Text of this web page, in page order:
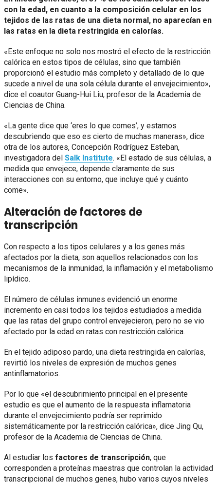
con la edad, en cuanto a la composición celular en los
tejidos de las ratas de una dieta normal, no aparecían en
las ratas en la dieta restringida en calorías.
«Este enfoque no solo nos mostró el efecto de la restricción
calórica en estos tipos de células, sino que también
proporcionó el estudio más completo y detallado de lo que
sucede a nivel de una sola célula durante el envejecimiento»,
dice el coautor Guang-Hui Liu, profesor de la Academia de
Ciencias de China.
«La gente dice que ‘eres lo que comes’, y estamos
descubriendo que eso es cierto de muchas maneras», dice
otra de los autores, Concepción Rodríguez Esteban,
investigadora del Salk Institute. «El estado de sus células, a
medida que envejece, depende claramente de sus
interacciones con su entorno, que incluye qué y cuánto
come».
Alteración de factores de
transcripción
Con respecto a los tipos celulares y a los genes más
afectados por la dieta, son aquellos relacionados con los
mecanismos de la inmunidad, la inflamación y el metabolismo
lipídico.
El número de células inmunes evidenció un enorme
incremento en casi todos los tejidos estudiados a medida
que las ratas del grupo control envejecieron, pero no se vio
afectado por la edad en ratas con restricción calórica.
En el tejido adiposo pardo, una dieta restringida en calorías,
revirtió los niveles de expresión de muchos genes
antinflamatorios.
Por lo que «el descubrimiento principal en el presente
estudio es que el aumento de la respuesta inflamatoria
durante el envejecimiento podría ser reprimido
sistemáticamente por la restricción calórica», dice Jing Qu,
profesor de la Academia de Ciencias de China.
Al estudiar los factores de transcripción, que
corresponden a proteínas maestras que controlan la actividad
transcripcional de muchos genes, hubo varios cuyos niveles